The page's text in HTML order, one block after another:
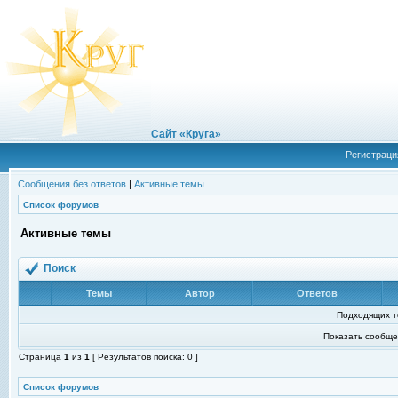
Сайт «Круга»
Сообщения без ответов | Активные темы
Список форумов
Активные темы
Поиск
Темы Автор Ответов
Подходящих
Показать
Страница 1 из 1 [ Результатов поиска: 0 ]
Список форумов